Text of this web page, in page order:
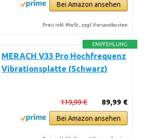
Bei Amazon ansehen
Preis inkl. MwSt., zzgl. Versandkosten
EMPFEHLUNG
MERACH V33 Pro Hochfrequenz
Vibrationsplatte (Schwarz)
89,99 €
119,99 €
Bei Amazon ansehen